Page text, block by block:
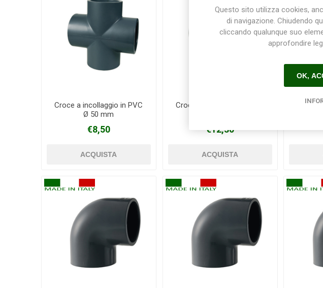
Croce a incollaggio in PVC
Ø 50 mm
€8,50
Croce a incollaggio in PVC
€12,30
Questo sito utilizza cookies,
di navigazione. Chiudendo
cliccando qualunque suo
approfondire
OK,